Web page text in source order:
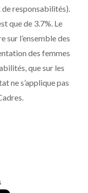
de responsabilités).
que de 3.7%. Le
sur l’ensemble des
des femmes
que sur les
ne s’applique pas